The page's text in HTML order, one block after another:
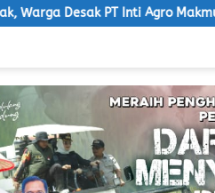
Agro Makmur Bertanggung Jawab